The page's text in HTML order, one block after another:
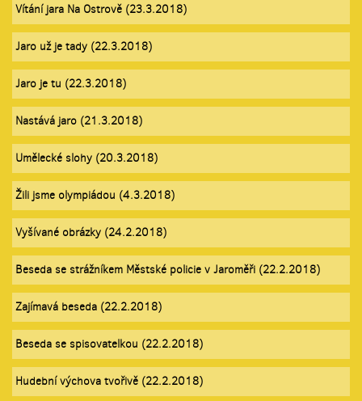
Vítání jara Na Ostrově (23.3.2018)
Jaro už je tady (22.3.2018)
Jaro je tu (22.3.2018)
Nastává jaro (21.3.2018)
Umělecké slohy (20.3.2018)
Žili jsme olympiádou (4.3.2018)
Vyšívané obrázky (24.2.2018)
Beseda se strážníkem Městské policie v Jaroměři (22.2.2018)
Zajímavá beseda (22.2.2018)
Beseda se spisovatelkou (22.2.2018)
Hudební výchova tvořivě (22.2.2018)